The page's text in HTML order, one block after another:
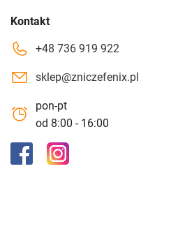
Kontakt
+48 736 919 922
sklep@zniczefenix.pl
pon-pt
od 8:00 - 16:00